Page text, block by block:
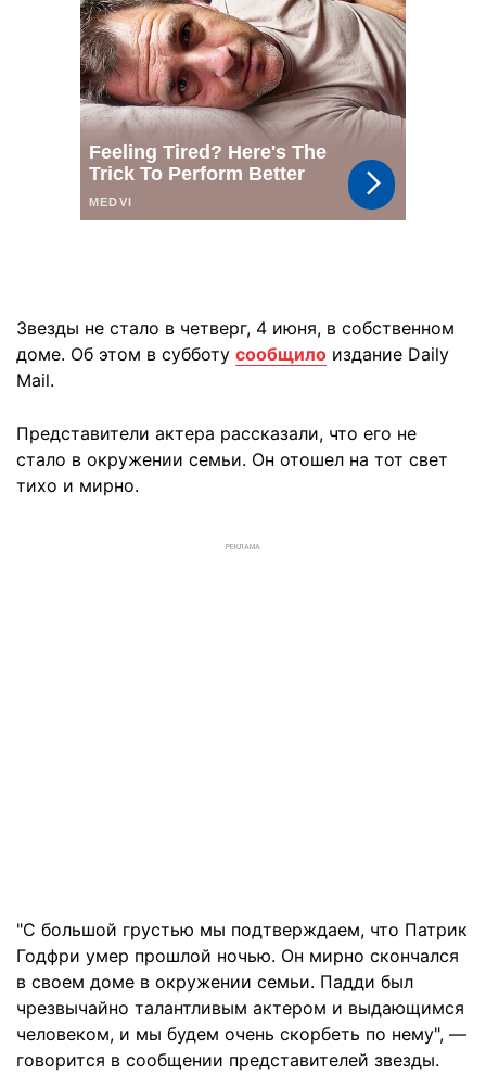
Звезды не стало в четверг, 4 июня, в собственном
доме. Об этом в субботу сообщило издание Daily
Mail.
Представители актера рассказали, что его не
стало в окружении семьи. Он отошел на тот свет
тихо и мирно.
РЕКЛАМА
"С большой грустью мы подтверждаем, что Патрик
Годфри умер прошлой ночью. Он мирно скончался
в своем доме в окружении семьи. Падди был
чрезвычайно талантливым актером и выдающимся
человеком, и мы будем очень скорбеть по нему", —
говорится в сообщении представителей звезды.